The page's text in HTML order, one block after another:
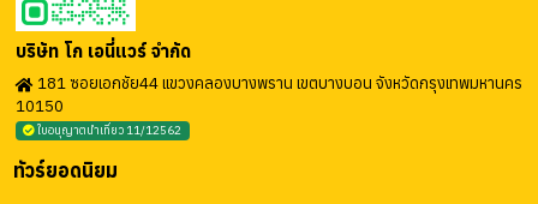
บริษัท โก เอนี่แวร์ จำกัด
181 ซอยเอกชัย44 แขวงคลองบางพราน เขตบางบอน จังหวัดกรุงเทพมหานคร
10150
ใบอนุญาตนำเที่ยว 11/12562
ทัวร์ยอดนิยม